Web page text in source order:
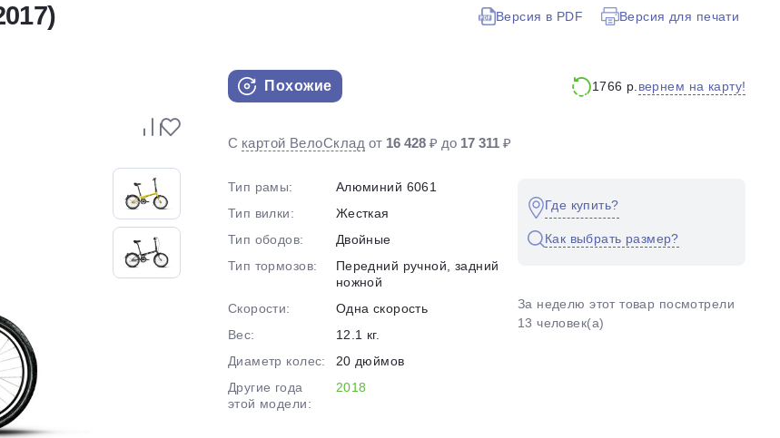
Версия в PDF Версия для печати
Похожие 1766 р. вернем на карту!
С картой ВелоСклад от 16 428 ₽ до 17 311 ₽
Тип рамы:
Алюминий 6061
Тип вилки:
Жесткая
Тип ободов:
Двойные
Тип тормозов:
Передний ручной, задний
ножной
Скорости:
Одна скорость
Вес:
12.1 кг.
Диаметр колес:
20 дюймов
Другие года
этой модели:
2018
Где купить?
Как выбрать размер?
За неделю этот товар посмотрели
13 человек(а)
оплату
без переплат
платежей
%